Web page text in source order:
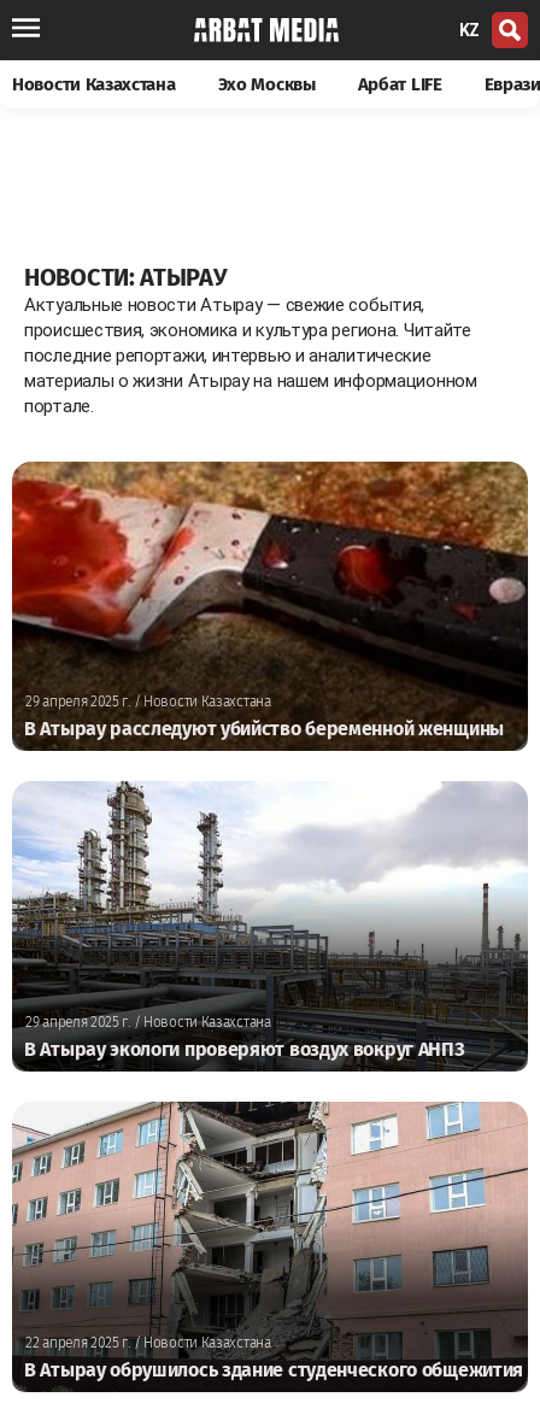
KZ
Новости Казахстана Эхо Москвы Арбат LIFE
НОВОСТИ: АТЫРАУ
Актуальные новости Атырау — свежие события,
происшествия, экономика и культура региона. Читайте
последние репортажи, интервью и аналитические
материалы о жизни Атырау на нашем информационном
портале.
29 апреля 2025 г./ Новости Казахстана
В Атырау расследуют убийство беременной женщины
29 апреля 2025 г./ Новости Казахстана
В Атырау экологи проверяют воздух вокруг АНПЗ
22 апреля 2025 г./ Новости Казахстана
В Атырау обрушилось здание студенческого общежития